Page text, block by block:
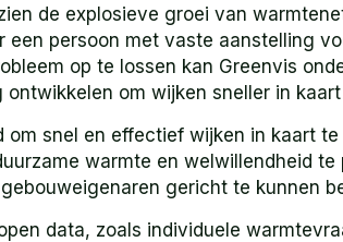
de explosieve groei van
een persoon met vaste aanstelling
op te lossen kan Greenvis
om wijken sneller in
snel en effectief wijken in kaart
warmte en welwillendheid
gericht te kunnen
data, zoals individuele